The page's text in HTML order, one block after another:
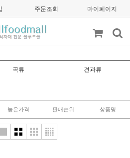
주문조회 마이페이지
곡류 견과류
높은가격 판매순위 상품명